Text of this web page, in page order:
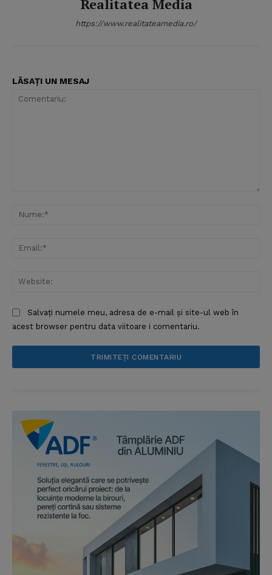
Realitatea Media
https://www.realitateamedia.ro/
LĂSAȚI UN MESAJ
Salvați numele meu, adresa de e-mail și site-ul web în
acest browser pentru data viitoare i comentariu.